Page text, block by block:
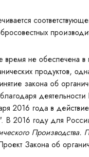
время не обеспечена
продуктов,
закона об
2016 года в
В 2016 году для
Производства.
Закона об